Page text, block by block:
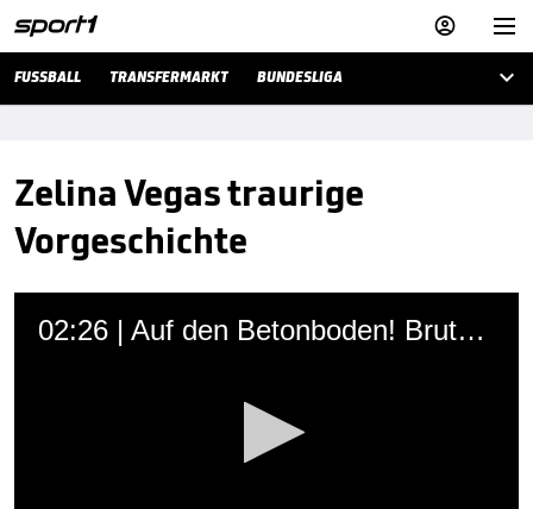


FUSSBALL TRANSFERMARKT BUNDESLIGA 
Zelina Vegas traurige
Vorgeschichte
02:26 | Auf den Betonboden! Brutale Attacke auf WWE-Jungstar